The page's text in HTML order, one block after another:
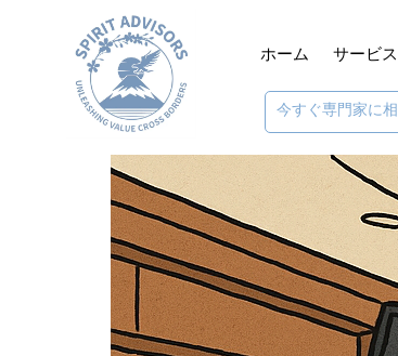
ホーム サービス
今すぐ専門家に